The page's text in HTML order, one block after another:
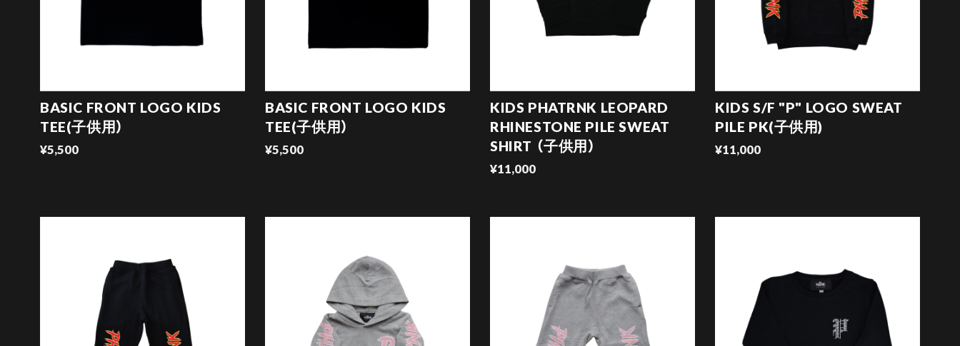
BASIC FRONT LOGO KIDS
TEE(子供用）
¥5,500
BASIC FRONT LOGO KIDS
TEE(子供用）
¥5,500
KIDS PHATRNK LEOPARD
RHINESTONE PILE SWEAT
SHIRT （子供用）
¥11,000
KIDS S/F "P" LOGO SWEAT
PILE PK(子供用)
¥11,000